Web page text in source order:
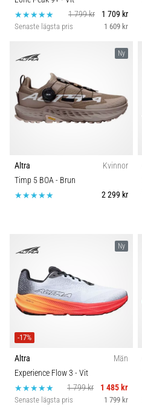
1 799 kr
1 709 kr
Senaste lägsta pris 1 609 kr
Ny
Altra
Kvinnor
Timp 5 BOA- Brun
2 299 kr
Ny
-17%
Altra
Män
Experience Flow 3 - Vit
1 799 kr
1 485 kr
Senaste lägsta pris 1 799 kr